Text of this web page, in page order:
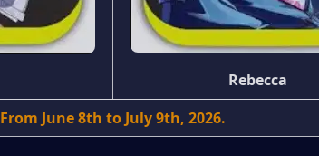
Rebecca
From June 8th to July 9th, 2026.